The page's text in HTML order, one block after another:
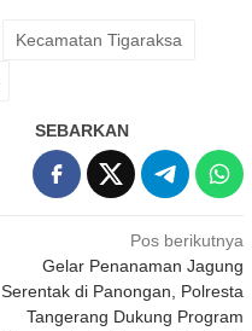
Kecamatan Tigaraksa
SEBARKAN
Pos berikutnya
Gelar Penanaman Jagung
Serentak di Panongan, Polresta
Tangerang Dukung Program